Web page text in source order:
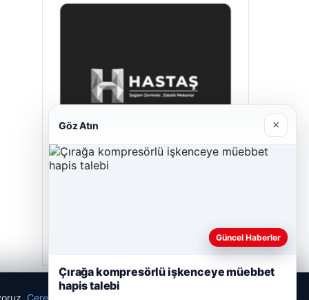
Çerez Politikamız
Göz Atın ×
Güncel Haberler
Çırağa kompresörlü işkenceye müebbet
hapis talebi